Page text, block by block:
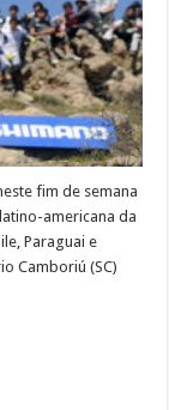
fim de semana
americana da
Paraguai e
Camboriú (SC)